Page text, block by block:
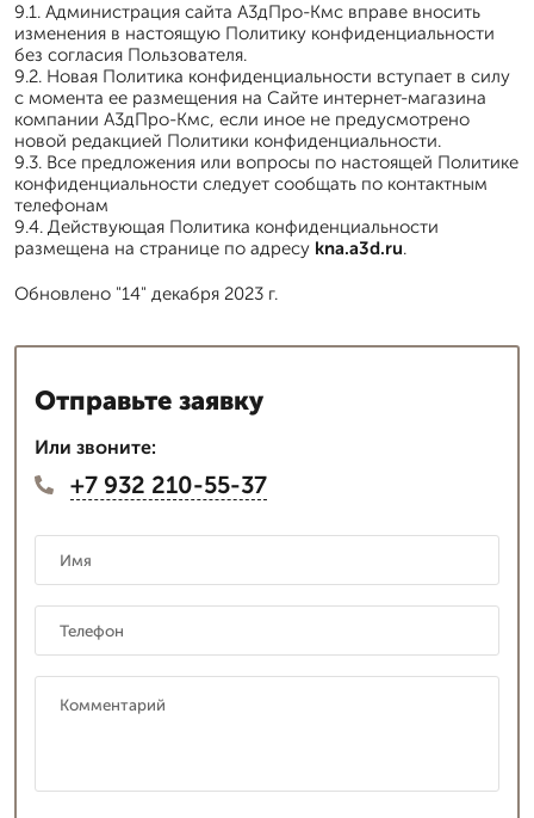
9.1. Администрация сайта А3дПро-Кмс вправе вносить
изменения в настоящую Политику конфиденциальности
без согласия Пользователя.
9.2. Новая Политика конфиденциальности вступает в силу
с момента ее размещения на Сайте интернет-магазина
компании А3дПро-Кмс, если иное не предусмотрено
новой редакцией Политики конфиденциальности.
9.3. Все предложения или вопросы по настоящей Политике
конфиденциальности следует сообщать по контактным
телефонам
9.4. Действующая Политика конфиденциальности
размещена на странице по адресу kna.a3d.ru.
Обновлено "14" декабря 2023 г.
Отправьте заявку
Или звоните:
+7 932 210-55-37